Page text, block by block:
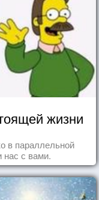
жизни
в параллельной
нас с вами.